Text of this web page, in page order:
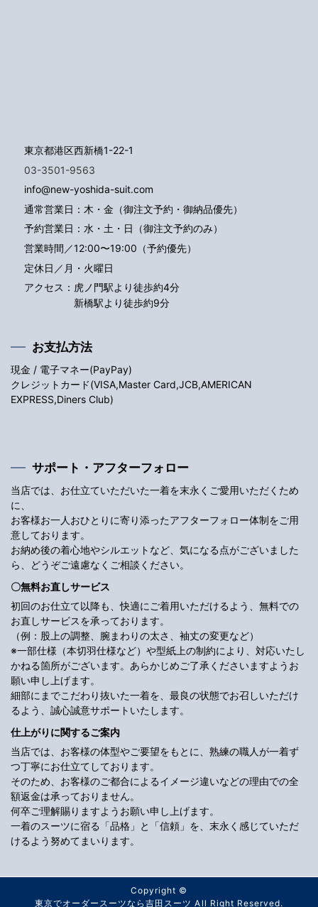
東京都港区西新橋1-22-1
03-3501-9563
info@new-yoshida-suit.com
通常営業日：木・金（御注文予約・御納品優先）
予約営業日：水・土・日（御注文予約のみ）
営業時間／12:00〜19:00（予約優先）
定休日／月・火曜日
アクセス： 虎ノ門駅より徒歩約4分
新橋駅より徒歩約9分
お支払方法
現金 / 電子マネー(PayPay)
クレジットカード(VISA,Master Card,JCB,AMERICAN
EXPRESS,Diners Club)
サポート・アフターフォロー
当店では、お仕立ていただいた一着を末永くご愛用いただくため
に、
お客様お一人おひとりに寄り添ったアフターフォロー体制をご用
意しております。
お納め後の着心地やシルエットなど、気になる点がございました
ら、どうぞご遠慮なくご相談ください。
〇無料お直しサービス
初回のお仕立て以降も、快適にご着用いただけるよう、無料での
お直しサービスを承っております。
（例：股上の調整、腕まわりの太さ、袖丈の変更など）
※一部仕様（本切羽仕様など）や型紙上の制約により、対応いたし
かねる箇所がございます。あらかじめご了承くださいますようお
願い申し上げます。
細部にまでこだわり抜いた一着を、最良の状態でお召しいただけ
るよう、誠心誠意サポートいたします。
仕上がりに関するご案内
当店では、お客様の体型やご要望をもとに、熟練の職人が一着ず
つ丁寧にお仕立てしております。
そのため、お客様のご都合によるイメージ違いなどの理由での全
額返金は承っておりません。
何卒ご理解賜りますようお願い申し上げます。
一着のスーツに宿る「品格」と「信頼」を、末永く感じていただ
けるよう努めてまいります。
Copyright ©
東京でオーダースーツなら吉田スーツ All Right Reserved.